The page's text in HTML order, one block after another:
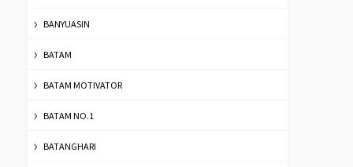
BANYUASIN
BATAM
BATAM MOTIVATOR
BATAM NO.1
BATANGHARI